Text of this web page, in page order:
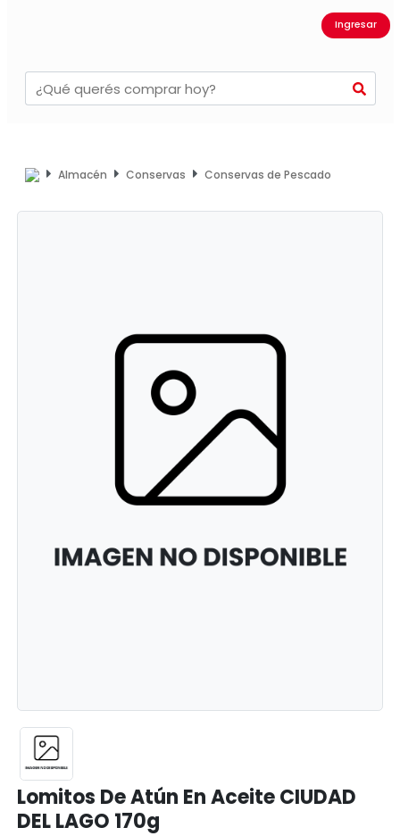
Ingresar
Almacén Conservas Conservas de Pescado
Lomitos De Atún En Aceite CIUDAD
DEL LAGO 170g